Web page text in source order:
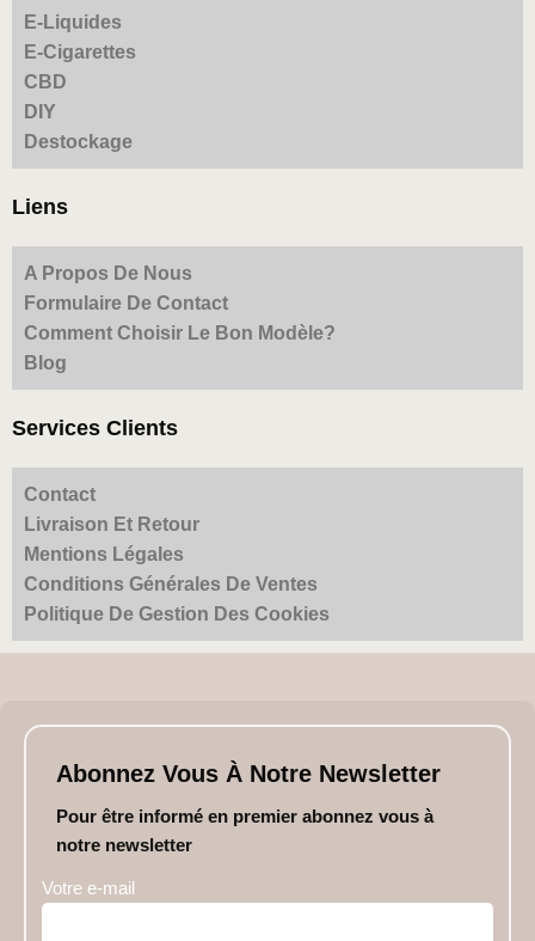
E-Liquides
E-Cigarettes
CBD
DIY
Destockage
Liens
A Propos De Nous
Formulaire De Contact
Comment Choisir Le Bon Modèle?
Blog
Services Clients
Contact
Livraison Et Retour
Mentions Légales
Conditions Générales De Ventes
Politique De Gestion Des Cookies
Abonnez Vous À Notre Newsletter
Pour être informé en premier abonnez vous à
notre newsletter
Votre e-mail